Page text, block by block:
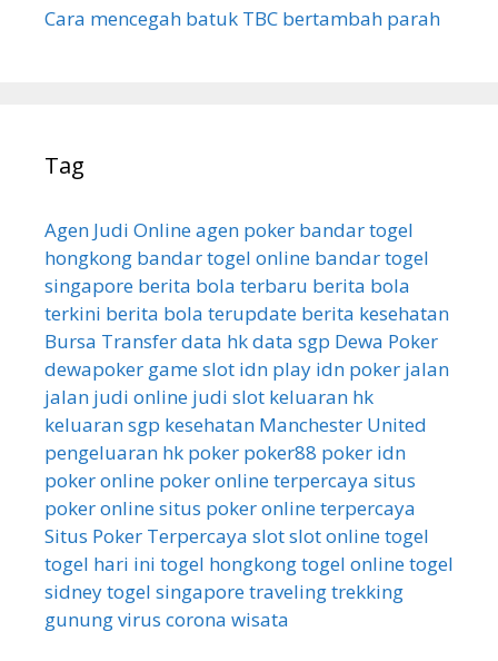
Cara mencegah batuk TBC bertambah parah
Tag
Agen Judi Onlineagen poker bandar togel
hongkong bandar togel online bandar togel
singapore berita bola terbaru berita bola
terkini berita bola terupdate berita kesehatan
Bursa Transferdata hkdata sgp Dewa Poker
dewapoker game slot idn play idn poker jalan
jalan judi online judi slot keluaran hk
keluaran sgp kesehatan Manchester United
pengeluaran hk poker poker88 poker idn
poker online poker online terpercaya situs
poker onlinesitus poker online terpercaya
Situs Poker Terpercaya slotslot onlinetogel
togel hari ini togel hongkongtogel onlinetogel
sidneytogel singaporetravelingtrekking
gunungvirus corona wisata